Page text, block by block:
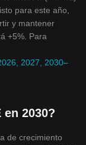
para este año,
y mantener
+5%. Para
2027, 2030–
2030?
de crecimiento